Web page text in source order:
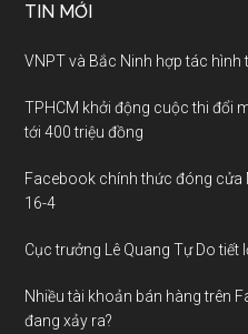
TIN MỚI
VNPT và Bắc Ninh hợp tác
TPHCM khởi động cuộc thi đổi
tới 400 triệu đồng
Facebook chính thức đóng cửa
16-4
Cục trưởng Lê Quang Tự Do tiết
Nhiều tài khoản bán hàng trên
đang xảy ra?